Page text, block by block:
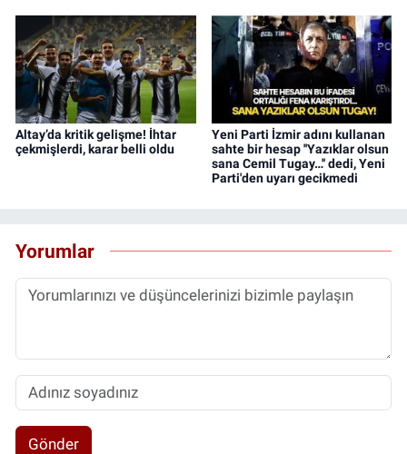
Altay’da kritik gelişme! İhtar
çekmişlerdi, karar belli oldu
Yeni Parti İzmir adını kullanan
sahte bir hesap ''Yazıklar olsun
sana Cemil Tugay…'' dedi, Yeni
Parti'den uyarı gecikmedi
Yorumlar
Gönder